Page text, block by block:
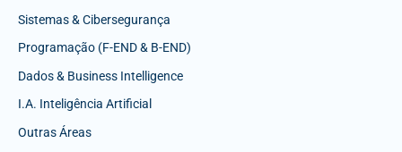
Sistemas & Cibersegurança
Programação (F-END & B-END)
Dados & Business Intelligence
I.A. Inteligência Artificial
Outras Áreas